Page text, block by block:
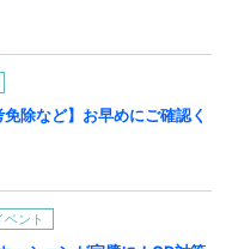
除など】お早めにご確認く
ント